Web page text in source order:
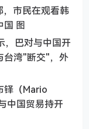
市民在观看韩
国 图
，巴对与中国开
台湾"断交"，外
铎（Mario
中国贸易持开